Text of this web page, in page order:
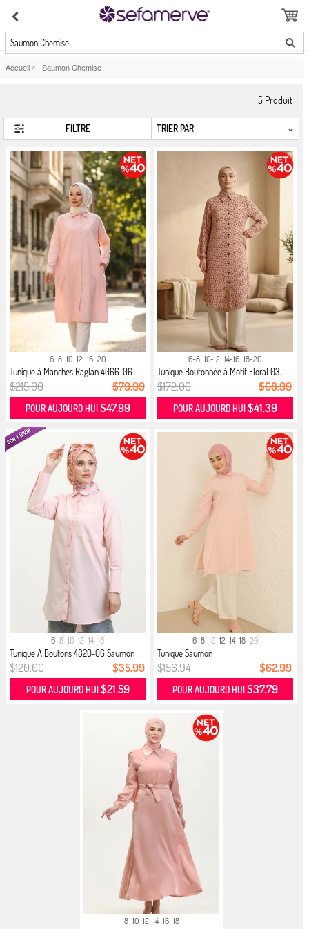
Saumon Chemise
Accueil > Saumon Chemise
5 Produit
FILTRE
6 8 10 12 16 20
Tunique à Manches Raglan 4066-06
Sa...
$215.00 $79.99
POUR AUJOURD HUI $47.99
6-8 10-12 14-16 18-20
Tunique Boutonnée à Motif Floral 03...
$172.00 $68.99
POUR AUJOURD HUI $41.39
6 8 10 12 14 16
Tunique A Boutons 4820-06 Saumon
$120.00 $35.99
POUR AUJOURD HUI$21.59
6 8 10 12 14 18 20
Tunique Saumon
$156.94 $62.99
POUR AUJOURD HUI$37.79
8 10 12 14 16 18